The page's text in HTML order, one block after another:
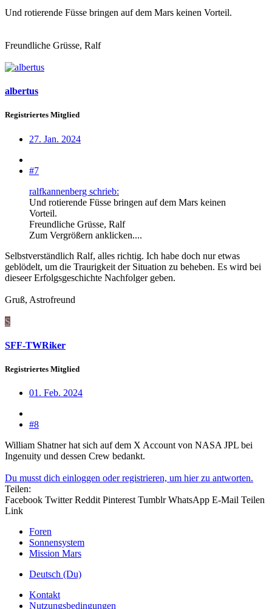
Und rotierende Füsse bringen auf dem Mars keinen Vorteil.
Freundliche Grüsse, Ralf
albertus
Registriertes Mitglied
27. Jan. 2024
#7
ralfkannenberg schrieb:
Und rotierende Füsse bringen auf dem Mars keinen
Vorteil.
Freundliche Grüsse, Ralf
Zum Vergrößern anklicken....
Selbstverständlich Ralf, alles richtig. Ich habe doch nur etwas
geblödelt, um die Traurigkeit der Situation zu beheben. Es wird bei
dieseer Erfolgsgeschichte Nachfolger geben.
Gruß, Astrofreund
S
SFF-TWRiker
Registriertes Mitglied
01. Feb. 2024
#8
William Shatner hat sich auf dem X Account von NASA JPL bei
Ingenuity und dessen Crew bedankt.
Du musst dich einloggen oder registrieren, um hier zu antworten.
Teilen:
Facebook Twitter Reddit Pinterest Tumblr WhatsApp E-Mail Teilen
Link
Foren
Sonnensystem
Mission Mars
Deutsch (Du)
Kontakt
Nutzungsbedingungen